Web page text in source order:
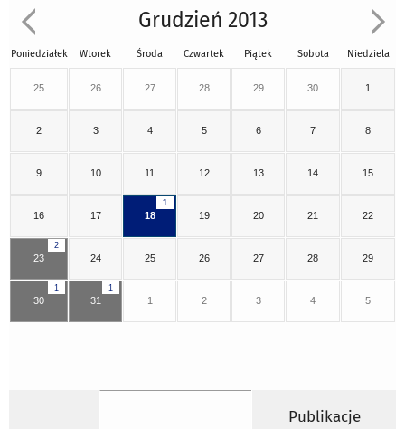
Grudzień 2013
Poniedziałek Wtorek Środa Czwartek Piątek Sobota Niedziela
25 26 27 28 29 30 1
2 3 4 5 6 7 8
9 10 11 12 13 14 15
16 17
1
18 19 20 21 22
2
23 24 25 26 27 28 29
1
30
1
31 1 2 3 4 5
Publikacje